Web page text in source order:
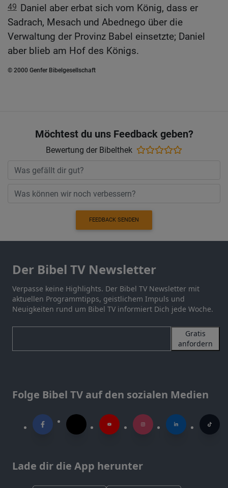
49 Daniel aber erbat sich vom König, dass er
Sadrach, Mesach und Abednego über die
Verwaltung der Provinz Babel einsetzte; Daniel
aber blieb am Hof des Königs.
© 2000 Genfer Bibelgesellschaft
Möchtest du uns Feedback geben?
Bewertung der Bibelthek
FEEDBACK SENDEN
Der Bibel TV Newsletter
Verpasse keine Highlights. Der Bibel TV Newsletter mit
aktuellen Programmtipps, geistlichem Impuls und
Neuigkeiten rund um Bibel TV informiert Dich jede Woche.
Gratis
anfordern
Folge Bibel TV auf den sozialen Medien
Lade dir die App herunter